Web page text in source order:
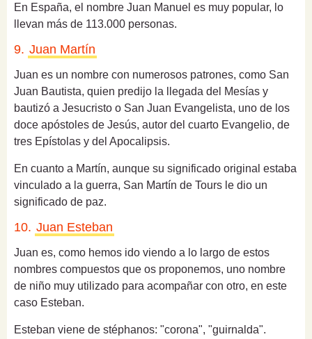
En España, el nombre Juan Manuel es muy popular, lo
llevan más de 113.000 personas.
9. Juan Martín
Juan es un nombre con numerosos patrones, como San
Juan Bautista, quien predijo la llegada del Mesías y
bautizó a Jesucristo o San Juan Evangelista, uno de los
doce apóstoles de Jesús, autor del cuarto Evangelio, de
tres Epístolas y del Apocalipsis.
En cuanto a Martín, aunque su significado original estaba
vinculado a la guerra, San Martín de Tours le dio un
significado de paz.
10. Juan Esteban
Juan es, como hemos ido viendo a lo largo de estos
nombres compuestos que os proponemos, uno nombre
de niño muy utilizado para acompañar con otro, en este
caso Esteban.
Esteban viene de stéphanos: "corona", "guirnalda".